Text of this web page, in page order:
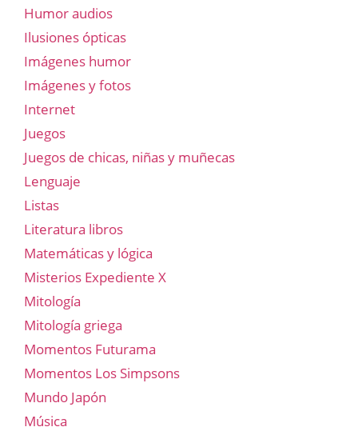
Humor audios
Ilusiones ópticas
Imágenes humor
Imágenes y fotos
Internet
Juegos
Juegos de chicas, niñas y muñecas
Lenguaje
Listas
Literatura libros
Matemáticas y lógica
Misterios Expediente X
Mitología
Mitología griega
Momentos Futurama
Momentos Los Simpsons
Mundo Japón
Música